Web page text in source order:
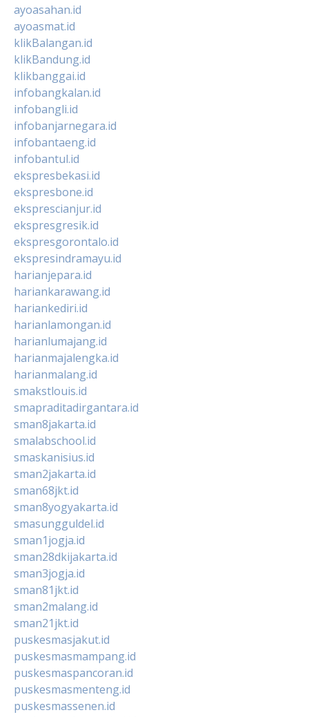
ayoasahan.id
ayoasmat.id
klikBalangan.id
klikBandung.id
klikbanggai.id
infobangkalan.id
infobangli.id
infobanjarnegara.id
infobantaeng.id
infobantul.id
ekspresbekasi.id
ekspresbone.id
eksprescianjur.id
ekspresgresik.id
ekspresgorontalo.id
ekspresindramayu.id
harianjepara.id
hariankarawang.id
hariankediri.id
harianlamongan.id
harianlumajang.id
harianmajalengka.id
harianmalang.id
smakstlouis.id
smapraditadirgantara.id
sman8jakarta.id
smalabschool.id
smaskanisius.id
sman2jakarta.id
sman68jkt.id
sman8yogyakarta.id
smasungguldel.id
sman1jogja.id
sman28dkijakarta.id
sman3jogja.id
sman81jkt.id
sman2malang.id
sman21jkt.id
puskesmasjakut.id
puskesmasmampang.id
puskesmaspancoran.id
puskesmasmenteng.id
puskesmassenen.id